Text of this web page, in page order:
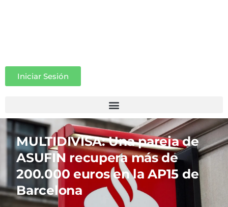
Iniciar Sesión
MULTIDIVISA: Una pareja de
ASUFIN recupera más de
200.000 euros en la AP15 de
Barcelona